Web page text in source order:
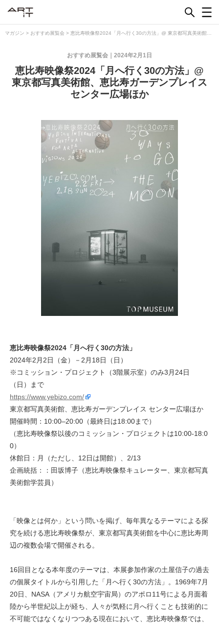
マガジン > おすすめ展覧会 > 恵比寿映像祭2024「月へ行く30の方法」@ 東京都写真美術館、
2024年2月1日
おすすめ展覧会
恵比寿映像祭2024「月へ行く30の方法」@
東京都写真美術館、恵比寿ガーデンプレイス
センター広場ほか
恵比寿映像祭2024「月へ行く30の方法」
2024年2月2日（金）－2月18日（日）
※コミッション・プロジェクト（3階展示室）のみ3月24日
（日）まで
https://www.yebizo.com/
東京都写真美術館、恵比寿ガーデンプレイス センター広場ほか
開催時間：10:00–20:00（最終日は18:00まで）
（恵比寿映像祭以後のコミッション・プロジェクトは10:00-18:0
0）
休館日：月（ただし、12日は開館）、2/13
企画統括：：田坂博子（恵比寿映像祭キュレーター、東京都写真
美術館学芸員）
「映像とは何か」という問いを掲げ、毎年異なるテーマによる探
究を続ける恵比寿映像祭が、東京都写真美術館を中心に恵比寿周
辺の複数会場で開催される。
16回目となる本年度のテーマは、本展参加作家の土屋信子の過去
の個展タイトルから引用した「月へ行く30の方法」。1969年7月
20日、NASA（アメリカ航空宇宙局）のアポロ11号による月面着
陸から半世紀以上が経ち、人々が気軽に月へ行くことも技術的に
不可能ではなくなりつつある現在において、恵比寿映像祭では、